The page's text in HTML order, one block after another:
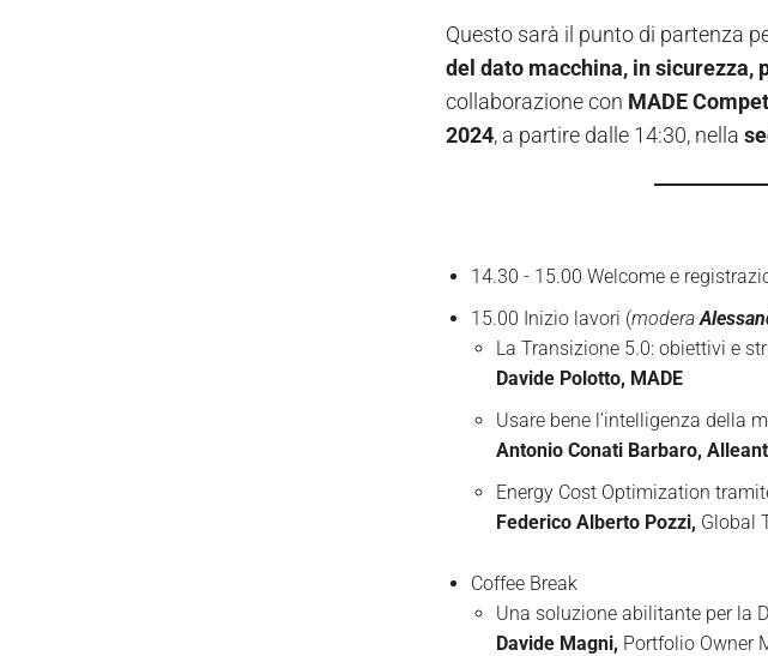
Questo sarà il punto di partenza
del dato macchina, in
collaborazione con MADE
2024, a partire dalle 14:30, nella
14.30 - 15.00 Welcome e
15.00 Inizio lavori (modera
La Transizione 5.0: obiettivi e
Davide Polotto, MADE
Usare bene l’intelligenza della
Antonio Conati Barbaro,
Energy Cost Optimization
Federico Alberto Pozzi, Global
Coffee Break
Una soluzione abilitante per la
Davide Magni, Portfolio Owner